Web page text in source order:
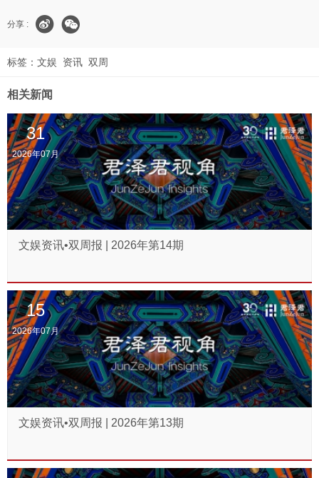
分享 :
标签： 文娱 资讯 双周
相关新闻
31
2026年07月
文娱资讯•双周报 | 2026年第14期
15
2026年07月
文娱资讯•双周报 | 2026年第13期